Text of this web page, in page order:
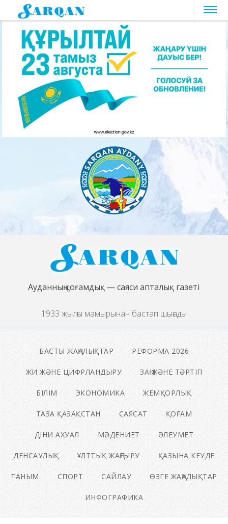
Ауданның қоғамдық — саяси апталық газеті
1933 жылғы мамырынан бастап шығады
БАСТЫ ЖАҢАЛЫҚТАР РЕФОРМА 2026
ЖИ ЖӘНЕ ЦИФРЛАНДЫРУ ЗАҢ ЖӘНЕ ТӘРТІП
БІЛІМ ЭКОНОМИКА ЖЕМҚОРЛЫҚ
ТАЗА ҚАЗАҚСТАН САЯСАТ ҚОҒАМ
ДІНИ АХУАЛ МӘДЕНИЕТ ӘЛЕУМЕТ
ДЕНСАУЛЫҚ ҰЛТТЫҚ ЖАҢҒЫРУ ҚАЗЫНА КЕУДЕ
ТАНЫМ СПОРТ САЙЛАУ ӨЗГЕ ЖАҢАЛЫҚТАР
ИНФОГРАФИКА